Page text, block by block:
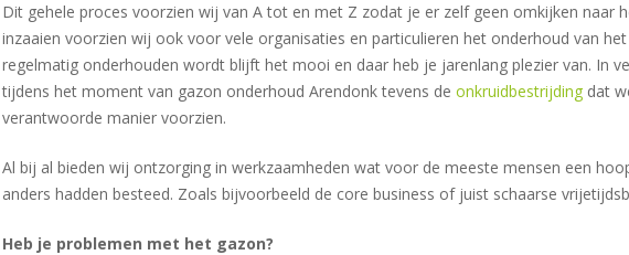
Dit gehele proces voorzien wij van A tot en met Z zodat je er zelf geen omkijken naar
inzaaien voorzien wij ook voor vele organisaties en particulieren het onderhoud van
regelmatig onderhouden wordt blijft het mooi en daar heb je jarenlang plezier van. In
tijdens het moment van gazon onderhoud Arendonk tevens de onkruidbestrijdingdat
verantwoorde manier voorzien.
Al bij al bieden wij ontzorging in werkzaamheden wat voor de meeste mensen een
anders hadden besteed. Zoals bijvoorbeeld de core business of juist schaarse
Heb je problemen met het gazon?